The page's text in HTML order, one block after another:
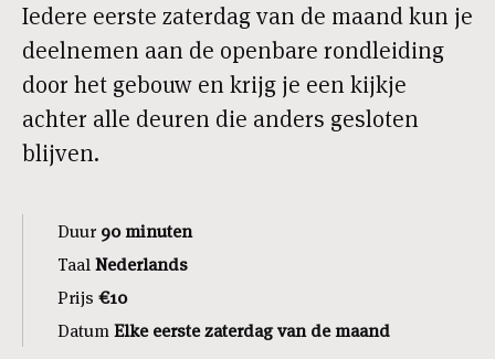
Iedere eerste zaterdag van de maand kun je
deelnemen aan de openbare rondleiding
door het gebouw en krijg je een kijkje
achter alle deuren die anders gesloten
blijven.
Duur 90 minuten
Taal Nederlands
Prijs €10
Datum Elke eerste zaterdag van de maand